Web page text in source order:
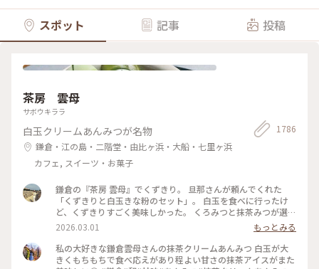
スポット 記事 投稿
茶房 雲母
サボウキララ
白玉クリームあんみつが名物
鎌倉・江の島・二階堂・由比ヶ浜・大船・七里ヶ浜
カフェ, スイーツ・お菓子
1786
鎌倉の『茶房 雲母』でくずきり。 旦那さんが頼んでくれた
「くずきりと白玉きな粉のセット」。 白玉を食べに行ったけ
ど、くずきりすごく美味しかった。 くろみつと抹茶みつが選べ
ます。 1時間待ちを想定して行ったら、30分も待たずに入れ
た。 梅の見える特等席。 けど、席についてから出てくるまで
30分弱かかったので、だいたい1時間。 1時間くらいなら、並
んでも食べたいクオリティ。 #神奈川#鎌倉#茶房雲母#白玉#お
2026.03.01
もっとみる
私の大好きな鎌倉雲母さんの抹茶クリームあんみつ 白玉が大
きくもちもちで食べ応えがあり程よい甘さの抹茶アイスがまた